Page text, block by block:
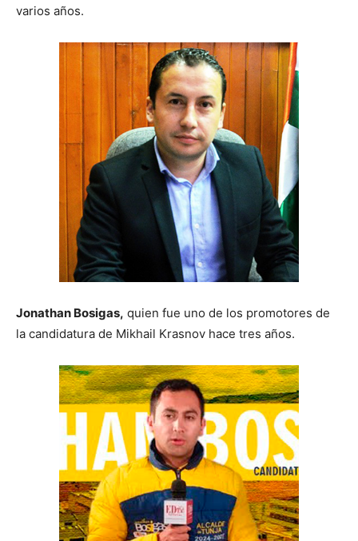
varios años.
Jonathan Bosigas, quien fue uno de los promotores de
la candidatura de Mikhail Krasnov hace tres años.